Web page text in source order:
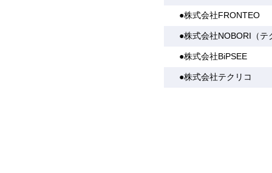
●株式会社FRONTEO
●株式会社NOBORI（
●株式会社BiPSEE
●株式会社テクリコ